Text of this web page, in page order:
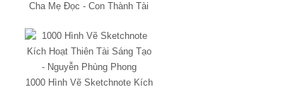
Cha Mẹ Đọc - Con Thành Tài
1000 Hình Vẽ Sketchnote Kích